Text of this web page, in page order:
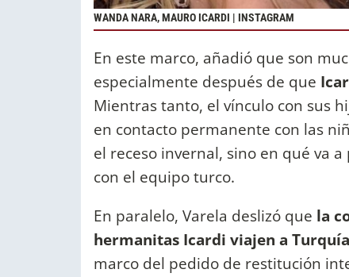
WANDA NARA, MAURO ICARDI | INSTAGRAM
En este marco, añadió que son
especialmente después de que
Mientras tanto, el vínculo con sus
en contacto permanente con las
el receso invernal, sino en qué va
con el equipo turco.
En paralelo, Varela deslizó que la
hermanitas Icardi viajen a Turquía
marco del pedido de restitución